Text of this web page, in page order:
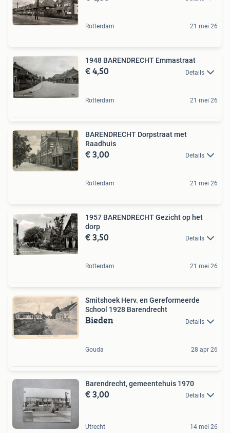
Rotterdam 21 mei 26
1948 BARENDRECHT Emmastraat
€ 4,50 Details
Rotterdam 21 mei 26
BARENDRECHT Dorpstraat met
Raadhuis
€ 3,00 Details
Rotterdam 21 mei 26
1957 BARENDRECHT Gezicht op het
dorp
€ 3,50 Details
Rotterdam 21 mei 26
Smitshoek Herv. en Gereformeerde
School 1928 Barendrecht
Bieden Details
Gouda 28 apr 26
Barendrecht, gemeentehuis 1970
€ 3,00 Details
Utrecht 14 mei 26